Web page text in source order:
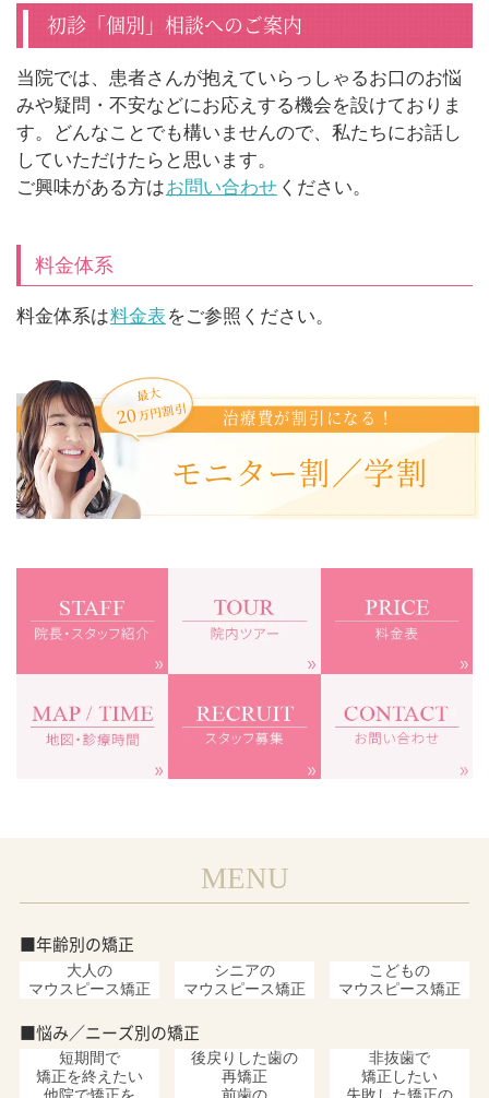
初診「個別」相談へのご案内
当院では、患者さんが抱えていらっしゃるお口のお悩
みや疑問・不安などにお応えする機会を設けておりま
す。どんなことでも構いませんので、私たちにお話し
していただけたらと思います。
ご興味がある方はお問い合わせ ください。
料金体系
料金体系は料金表 をご参照ください。
最大
20万円割引 治療費が割引になる！
モニター割／学割
MENU
■年齢別の矯正
大人の
マウスピース矯正
シニアの
マウスピース矯正
こどもの
マウスピース矯正
■悩み／ニーズ別の矯正
短期間で
矯正を終えたい
後戻りした歯の
再矯正
非抜歯で
矯正したい